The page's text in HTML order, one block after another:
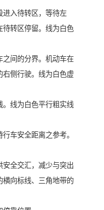
进入待转区，等待左
待转区停留。线为白色
之间的分界。机动车在
右侧行驶。线为白色虚
。线为白色平行粗实线
车安全距离之参考。
全交汇，减少与突出
横向标线、三角地带的